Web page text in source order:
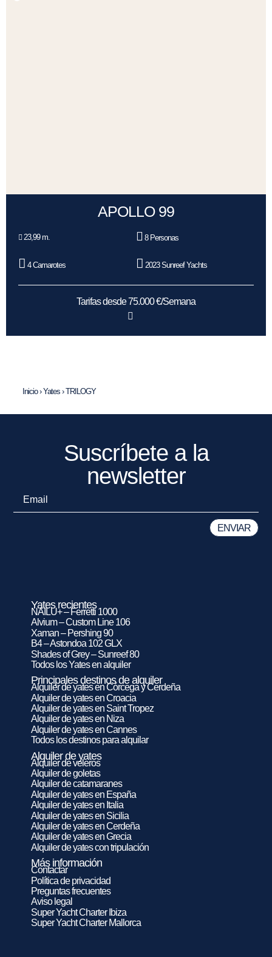
APOLLO 99
23,99 m. 8 Personas
4 Camarotes 2023 Sunreef Yachts
Tarifas desde 75.000 €/Semana
Inicio›Yates ›TRILOGY
Suscríbete a la
newsletter
Yates recientes
NAILU+ – Ferretti 1000
Alvium – Custom Line 106
Xaman – Pershing 90
B4 – Astondoa 102 GLX
Shades of Grey – Sunreef 80
Todos los Yates en alquiler
Principales destinos de alquiler
Alquiler de yates en Córcega y Cerdeña
Alquiler de yates en Croacia
Alquiler de yates en Saint Tropez
Alquiler de yates en Niza
Alquiler de yates en Cannes
Todos los destinos para alquilar
Alquiler de yates
Alquiler de veleros
Alquiler de goletas
Alquiler de catamaranes
Alquiler de yates en España
Alquiler de yates en Italia
Alquiler de yates en Sicilia
Alquiler de yates en Cerdeña
Alquiler de yates en Grecia
Alquiler de yates con tripulación
Más información
Contactar
Política de privacidad
Preguntas frecuentes
Aviso legal
Super Yacht Charter Ibiza
Super Yacht Charter Mallorca